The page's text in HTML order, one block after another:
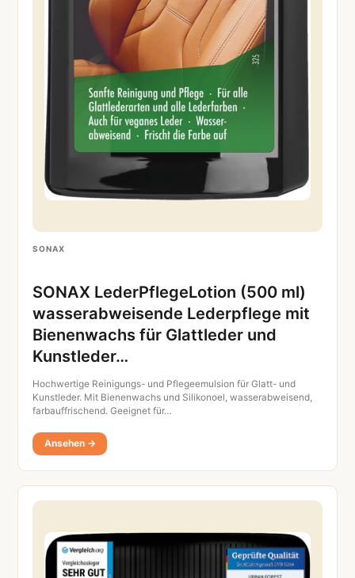
SONAX
SONAX LederPflegeLotion (500 ml)
wasserabweisende Lederpflege mit
Bienenwachs für Glattleder und
Kunstleder…
Hochwertige Reinigungs- und Pflegeemulsion für Glatt- und
Kunstleder. Mit Bienenwachs und Silikonoel, wasserabweisend,
farbauffrischend. Geeignet für…
Ansehen →